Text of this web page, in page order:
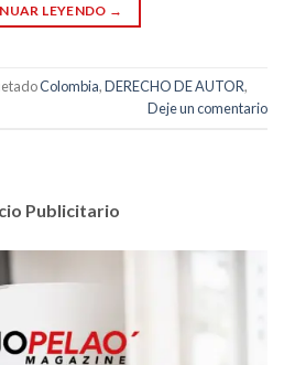
LEYENDO →
Colombia,DERECHO DE AUTOR,
Deje un comentario
Publicitario